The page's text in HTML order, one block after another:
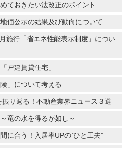
ておきたい法改正のポイント
価公示の結果及び動向について
施行「省エネ性能表示制度」につい
戸建賃貸住宅」
」について考える
り返る！不動産業界ニュース３選
竜の水を得るが如し～
に合う！入居率UPの”ひと工夫”